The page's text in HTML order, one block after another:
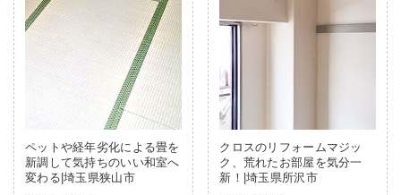
ペットや経年劣化による畳を
新調して気持ちのいい和室へ
変わる|埼玉県狭山市
クロスのリフォームマジッ
ク、荒れたお部屋を気分一
新！|埼玉県所沢市